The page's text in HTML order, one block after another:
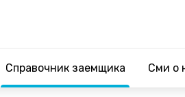
Справочник заемщика Сми о